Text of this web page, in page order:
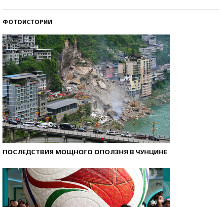
ФОТОИСТОРИИ
ПОСЛЕДСТВИЯ МОЩНОГО ОПОЛЗНЯ В ЧУНЦИНЕ